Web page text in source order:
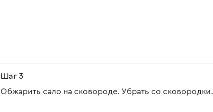
Шаг 3
Обжарить сало на сковороде. Убрать со сковородки.